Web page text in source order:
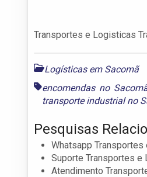
Transportes e Logisticas
Logísticas em Sacomã
encomendas no
transporte industrial no
Pesquisas
Whatsapp
Suporte Transportes e
Atendimento